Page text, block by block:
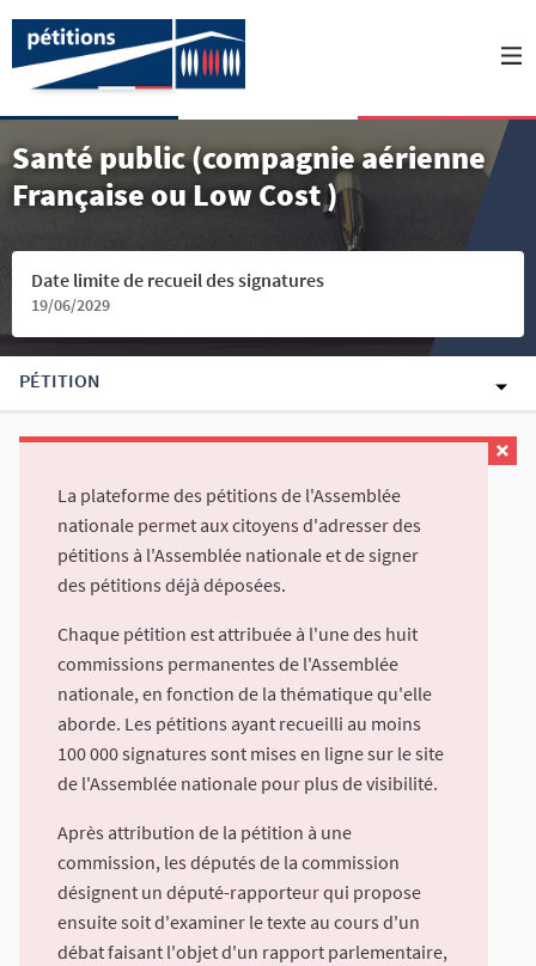
Santé public (compagnie aérienne
Française ou Low Cost )
Date limite de recueil des signatures
19/06/2029
PÉTITION
La plateforme des pétitions de l'Assemblée
nationale permet aux citoyens d'adresser des
pétitions à l'Assemblée nationale et de signer
des pétitions déjà déposées.
Chaque pétition est attribuée à l'une des huit
commissions permanentes de l'Assemblée
nationale, en fonction de la thématique qu'elle
aborde. Les pétitions ayant recueilli au moins
100 000 signatures sont mises en ligne sur le site
de l'Assemblée nationale pour plus de visibilité.
Après attribution de la pétition à une
commission, les députés de la commission
désignent un député-rapporteur qui propose
ensuite soit d'examiner le texte au cours d'un
débat faisant l'objet d'un rapport parlementaire,